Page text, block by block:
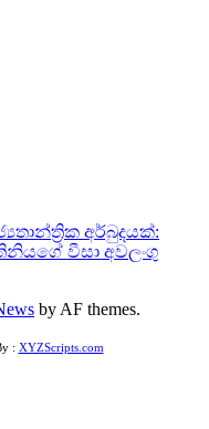
අර්බුදයක්:
වීසා අවලංගු
by AF themes.
: XYZScripts.com